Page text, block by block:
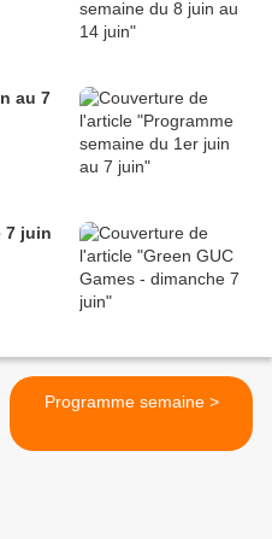
au 7
7 juin
Programme semaine >